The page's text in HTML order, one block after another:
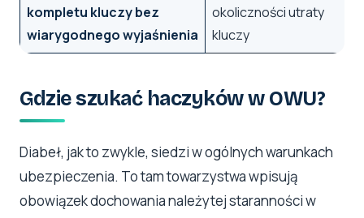
kompletu kluczy bez
wiarygodnego wyjaśnienia
okoliczności utraty
kluczy
Gdzie szukać haczyków w OWU?
Diabeł, jak to zwykle, siedzi w ogólnych warunkach
ubezpieczenia. To tam towarzystwa wpisują
obowiązek dochowania należytej staranności w